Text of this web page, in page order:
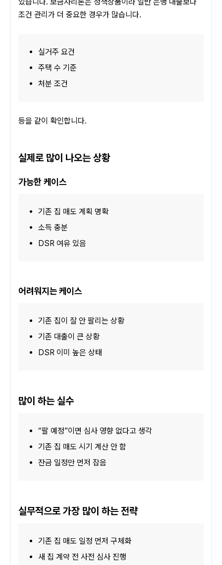
조건 관리가 더 중요한 경우가 많습니다.
실거주 요건
주택 수 기준
처분 조건
등을 같이 확인합니다.
실제로 많이 나오는 상황
가능한 케이스
기존 집 매도 계획 명확
소득 충분
DSR 여유 있음
어려워지는 케이스
기존 집이 잘 안 팔리는 상황
기존 대출이 큰 상황
DSR 이미 높은 상태
많이 하는 실수
“팔 예정”이면 심사 영향 없다고 생각
기존 집 매도 시기 계산 안 함
잔금 일정만 먼저 잡음
실무적으로 가장 많이 하는 전략
기존 집 매도 일정 먼저 구체화
새 집 계약 전 사전 심사 진행